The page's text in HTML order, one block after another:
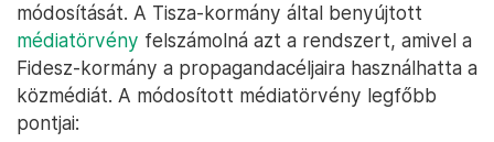
módosítását. A Tisza-kormány által benyújtott
médiatörvény felszámolná azt a rendszert, amivel a
Fidesz-kormány a propagandacéljaira használhatta a
közmédiát. A módosított médiatörvény legfőbb
pontjai: